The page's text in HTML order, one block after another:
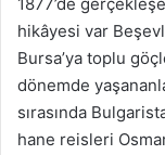
hikâyesi var
Bursa’ya toplu
dönemde
sırasında
hane reisleri